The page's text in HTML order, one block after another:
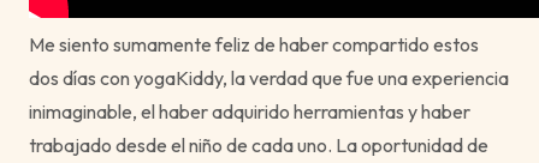
Me siento sumamente feliz de haber compartido estos
dos días con yogaKiddy, la verdad que fue una experiencia
inimaginable, el haber adquirido herramientas y haber
trabajado desde el niño de cada uno. La oportunidad de